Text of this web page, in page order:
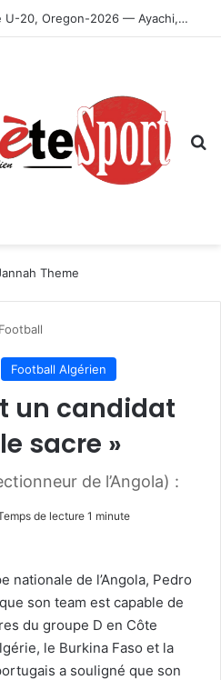
Championnats du monde U-20, Oregon-2026 — Ayachi, Dissa, Touahria et Ghezali en finale
Football Algérien
un candidat
sacre »
de l’Angola) :
de lecture 1 minute
nationale de l’Angola, Pedro
son team est capable de
du groupe D en Côte
le Burkina Faso et la
a souligné que son